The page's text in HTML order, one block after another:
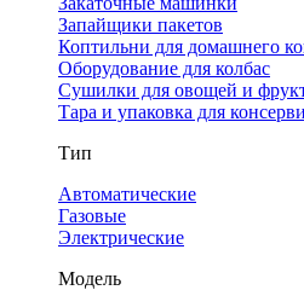
Запайщики пакетов
Коптильни для домашнего
Оборудование для колбас
Сушилки для овощей и
Тара и упаковка для
Тип
Автоматические
Газовые
Электрические
Модель